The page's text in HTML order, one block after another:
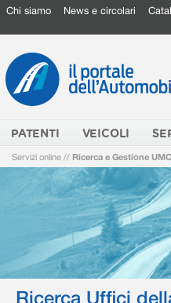
Chi siamo News e circolari
PATENTI VEICOLI
Servizi online // Ricerca e Gestione UMC
Ricerca Uffici